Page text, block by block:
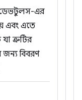
ডেভটুলস-এর
এবং এতে
ত্রুটির
বিবরণ